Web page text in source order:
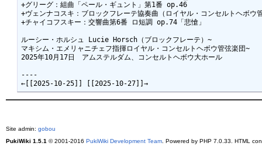
+グリーグ：組曲「ペール・ギュント」第1番 op.46
+ヴェンナコスキ：ブロックフレーテ協奏曲（ロイヤル・コンセルトヘボウ
+チャイコフスキー：交響曲第6番 ロ短調 op.74「悲愴」
ルーシー・ホルシュ Lucie Horsch（ブロックフレーテ）~
マキシム・エメリャニチェフ指揮ロイヤル・コンセルトヘボウ管弦楽団~
2025年10月17日　アムステルダム、コンセルトヘボウ大ホール
----
←[[2025-10-25]] [[2025-10-27]]→
Site admin: gobou
PukiWiki 1.5.1 © 2001-2016 PukiWiki Development Team . Powered by PHP 7.0.33. HTML